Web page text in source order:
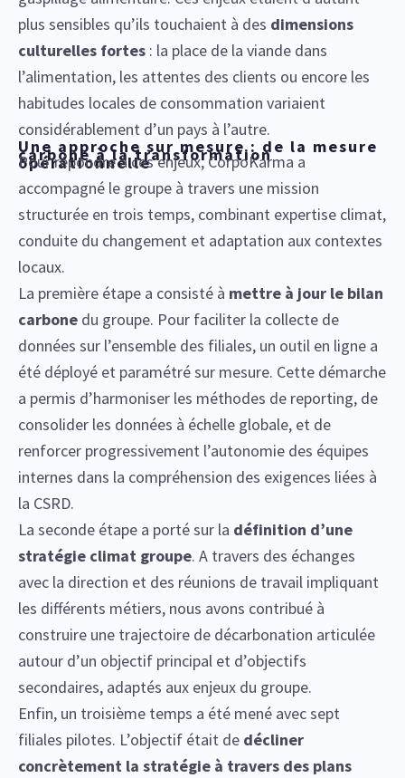
plus sensibles qu’ils touchaient à des dimensions
culturelles fortes : la place de la viande dans
l’alimentation, les attentes des clients ou encore les
habitudes locales de consommation variaient
considérablement d’un pays à l’autre.
Une approche sur mesure : de la mesure
carbone à la transformation
opérationnelle
Pour répondre à ces enjeux, CorpoKarma a
accompagné le groupe à travers une mission
structurée en trois temps, combinant expertise climat,
conduite du changement et adaptation aux contextes
locaux.
La première étape a consisté à mettre à jour le bilan
carbone du groupe. Pour faciliter la collecte de
données sur l’ensemble des filiales, un outil en ligne a
été déployé et paramétré sur mesure. Cette démarche
a permis d’harmoniser les méthodes de reporting, de
consolider les données à échelle globale, et de
renforcer progressivement l’autonomie des équipes
internes dans la compréhension des exigences liées à
la CSRD.
La seconde étape a porté sur la définition d’une
stratégie climat groupe. A travers des échanges
avec la direction et des réunions de travail impliquant
les différents métiers, nous avons contribué à
construire une trajectoire de décarbonation articulée
autour d’un objectif principal et d’objectifs
secondaires, adaptés aux enjeux du groupe.
Enfin, un troisième temps a été mené avec sept
filiales pilotes. L’objectif était de décliner
concrètement la stratégie à travers des plans